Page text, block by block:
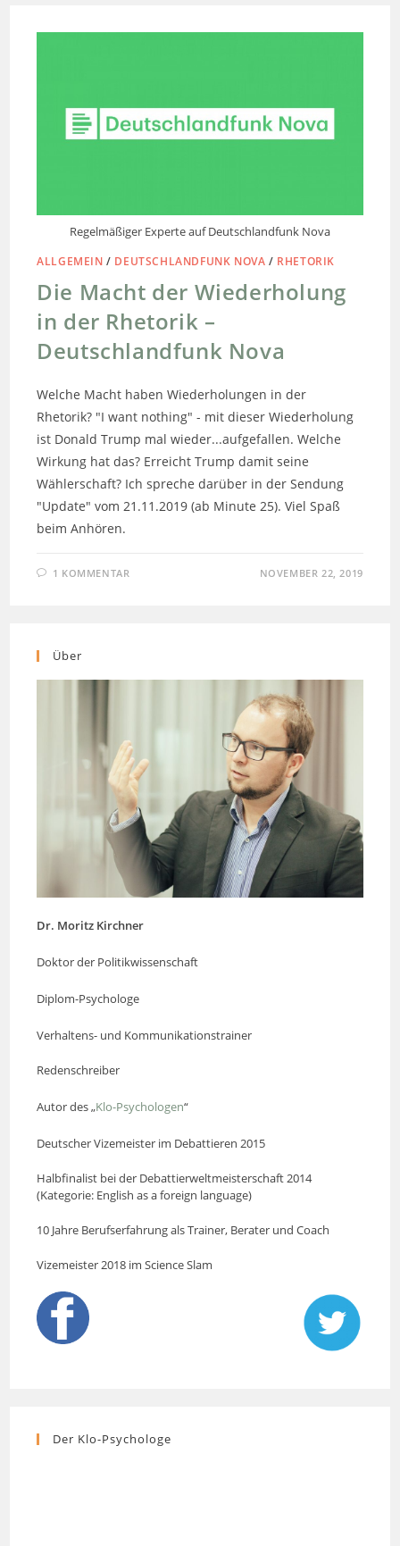
Regelmäßiger Experte auf Deutschlandfunk Nova
ALLGEMEIN / DEUTSCHLANDFUNK NOVA / RHETORIK
Die Macht der Wiederholung
in der Rhetorik –
Deutschlandfunk Nova
Welche Macht haben Wiederholungen in der
Rhetorik? "I want nothing" - mit dieser Wiederholung
ist Donald Trump mal wieder...aufgefallen. Welche
Wirkung hat das? Erreicht Trump damit seine
Wählerschaft? Ich spreche darüber in der Sendung
"Update" vom 21.11.2019 (ab Minute 25). Viel Spaß
beim Anhören.
1 KOMMENTAR NOVEMBER 22, 2019
Über
Dr. Moritz Kirchner
Doktor der Politikwissenschaft
Diplom-Psychologe
Verhaltens- und Kommunikationstrainer
Redenschreiber
Autor des „Klo-Psychologen“
Deutscher Vizemeister im Debattieren 2015
Halbfinalist bei der Debattierweltmeisterschaft 2014
(Kategorie: English as a foreign language)
10 Jahre Berufserfahrung als Trainer, Berater und Coach
Vizemeister 2018 im Science Slam
Der Klo-Psychologe